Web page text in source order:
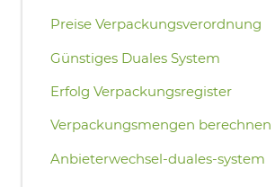
Preise Verpackungsverordnung
Günstiges Duales System
Erfolg Verpackungsregister
Verpackungsmengen berechnen
Anbieterwechsel-duales-system